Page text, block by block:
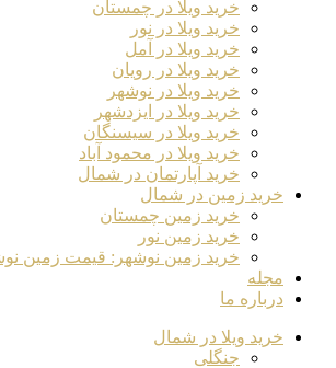
خرید ویلا در چمستان
خرید ویلا در نور
خرید ویلا در آمل
خرید ویلا در رویان
خرید ویلا در نوشهر
خرید ویلا در ایزدشهر
خرید ویلا در سیسنگان
خرید ویلا در محمود آباد
خرید آپارتمان در شمال
خرید زمین در شمال
خرید زمین چمستان
خرید زمین نور
خرید زمین نوشهر: قیمت زمین نوشهر
مجله
درباره ما
خرید ویلا در شمال
جنگلی